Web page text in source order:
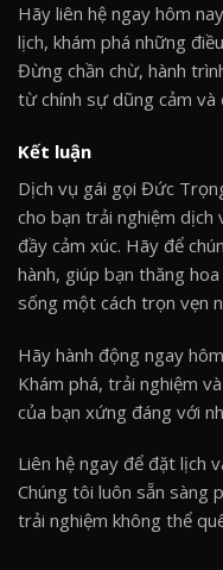
Hãy liên hệ ngay hôm
lịch, khám phá những
Đừng chần chừ, hành
từ chính sự dũng cảm và
Kết luận
Dịch vụ gái gọi Đức
cho bạn trải nghiệm dịch
đầy cảm xúc. Hãy để
hành, giúp bạn thăng
sống một cách trọn vẹn
Hãy hành động ngay
Khám phá, trải nghiệm
của bạn xứng đáng với
Liên hệ ngay để đặt lịch
Chúng tôi luôn sẵn sàng
trải nghiệm không thể